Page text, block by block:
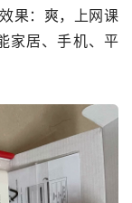
果：爽，上网课
家居、手机、平